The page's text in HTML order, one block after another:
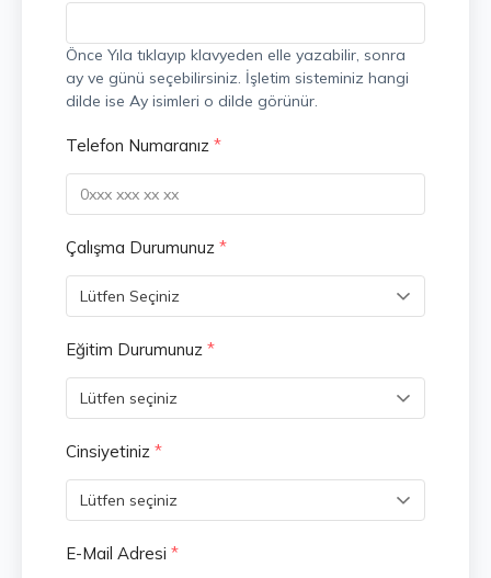
Önce Yıla tıklayıp klavyeden elle yazabilir, sonra
ay ve günü seçebilirsiniz. İşletim sisteminiz hangi
dilde ise Ay isimleri o dilde görünür.
Telefon Numaranız *
Çalışma Durumunuz *
Eğitim Durumunuz *
Cinsiyetiniz *
E-Mail Adresi *